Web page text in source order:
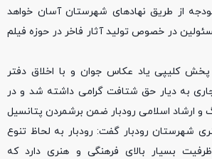
از طریق نهادهای شهرستان آسان خواهد
در خصوص تولید آثار فاخر در حوزه فیلم
پخش کلیپی یاد عکاس جوان و با اخلاق دفتر
به دیار حق شتافت گرامی داشته شد و در
و ارشاد اسلامی رودبار ضمن برشمردن پتانسیل
شهرستان رودبار گفت: رودبار به لحاظ تنوع
بسیار بالای فرهنگی و هنری دارد که